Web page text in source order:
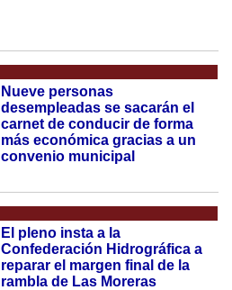
Nueve personas
desempleadas se sacarán el
carnet de conducir de forma
más económica gracias a un
convenio municipal
El pleno insta a la
Confederación Hidrográfica a
reparar el margen final de la
rambla de Las Moreras